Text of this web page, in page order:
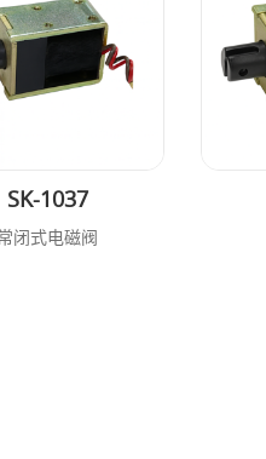
SK-1037
闭式电磁阀